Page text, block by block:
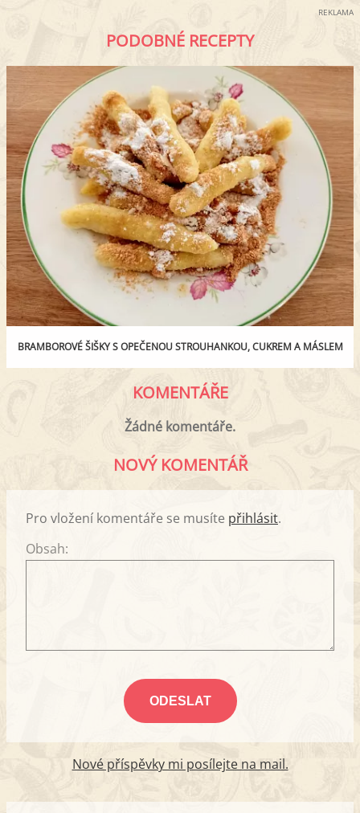
REKLAMA
PODOBNÉ RECEPTY
BRAMBOROVÉ ŠIŠKY S OPEČENOU STROUHANKOU, CUKREM A MÁSLEM
KOMENTÁŘE
Žádné komentáře.
NOVÝ KOMENTÁŘ
Pro vložení komentáře se musíte přihlásit.
Obsah:
Nové příspěvky mi posílejte na mail.